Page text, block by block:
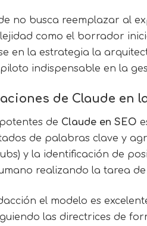
no busca reemplazar al
como el borrador
en la estrategia la
indispensable en la
de Claude en
de Claude en SEO
de palabras clave y
y la identificación de
realizando la tarea
el modelo es
las directrices de